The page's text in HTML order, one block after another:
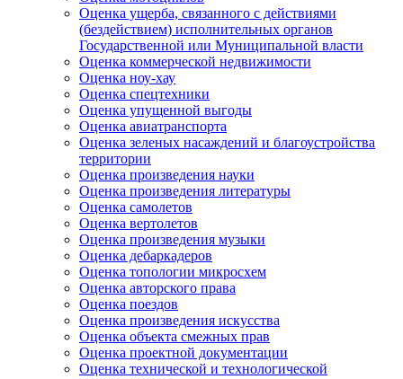
Оценка ущерба, связанного с действиями
(бездействием) исполнительных органов
Государственной или Муниципальной власти
Оценка коммерческой недвижимости
Оценка ноу-хау
Оценка спецтехники
Оценка упущенной выгоды
Оценка авиатранспорта
Оценка зеленых насаждений и благоустройства
территории
Оценка произведения науки
Оценка произведения литературы
Оценка самолетов
Оценка вертолетов
Оценка произведения музыки
Оценка дебаркадеров
Оценка топологии микросхем
Оценка авторского права
Оценка поездов
Оценка произведения искусства
Оценка объекта смежных прав
Оценка проектной документации
Оценка технической и технологической